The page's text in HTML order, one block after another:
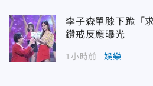
李子森單膝下跪「
鑽戒反應曝光
1小時前 娛樂